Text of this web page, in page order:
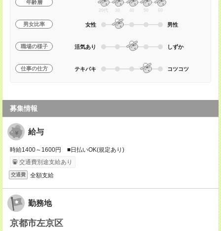
年齢層
20代 30 40 50 60
男女比率 女性 男性
職場の様子 活気あり しずか
仕事の仕方 テキパキ コツコツ
募集情報
給与
時給1400～1600円 ■日払いOK(規定あり)
交通費別途支給あり
交通費 全額支給
勤務地
京都市左京区